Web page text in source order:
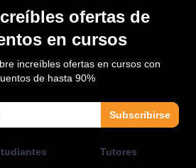
ofertas de
en cursos
increíbles ofertas en cursos con
de hasta 90%
Subscribirse
Tutores